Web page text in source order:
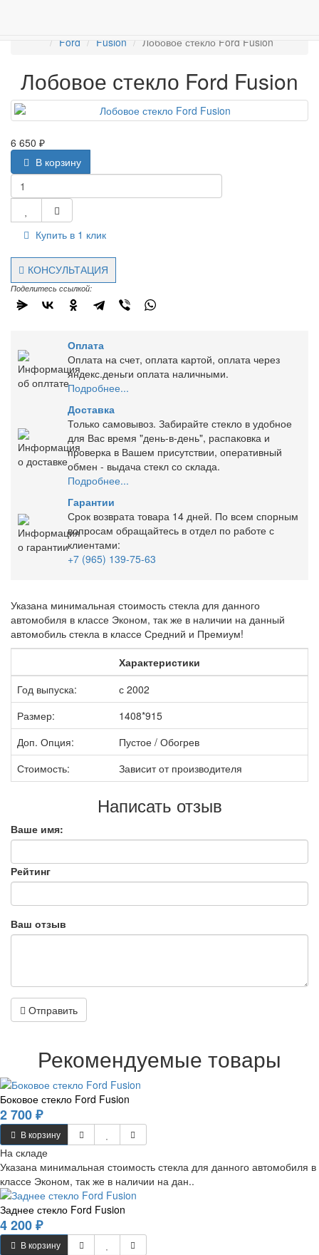
Ford
Fusion Лобовое стекло Ford Fusion
Лобовое стекло Ford Fusion
6 650 ₽
В корзину
Купить в 1 клик
КОНСУЛЬТАЦИЯ
Поделитесь ссылкой:
Оплата
Оплата на счет, оплата картой, оплата через
яндекс.деньги оплата наличными.
Подробнее...
Доставка
Только самовывоз. Забирайте стекло в удобное
для Вас время "день-в-день", распаковка и
проверка в Вашем присутствии, оперативный
обмен - выдача стекл со склада.
Подробнее...
Гарантии
Срок возврата товара 14 дней. По всем спорным
вопросам обращайтесь в отдел по работе с
клиентами:
+7 (965) 139-75-63
Указана минимальная стоимость стекла для данного
автомобиля в классе Эконом, так же в наличии на данный
автомобиль стекла в классе Средний и Премиум!
Характеристики
Год выпуска:
с 2002
Размер:
1408*915
Доп. Опция:
Пустое / Обогрев
Стоимость:
Зависит от производителя
Написать отзыв
Ваше имя:
Рейтинг
Ваш отзыв
Отправить
Рекомендуемые товары
Боковое стекло Ford Fusion
2 700 ₽
В корзину
На складе
Указана минимальная стоимость стекла для данного автомобиля в
классе Эконом, так же в наличии на дан..
Заднее стекло Ford Fusion
4 200 ₽
В корзину